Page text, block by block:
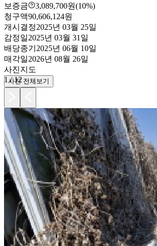
보증금
3,089,700원(10%)
청구액90,606,124원
개시결정2025년 03월 25일
감정일2025년 03월 31일
배당종기 2025년 06월 10일
매각일2026년 08월 26일
사진지도
1 /12
사진 전체보기